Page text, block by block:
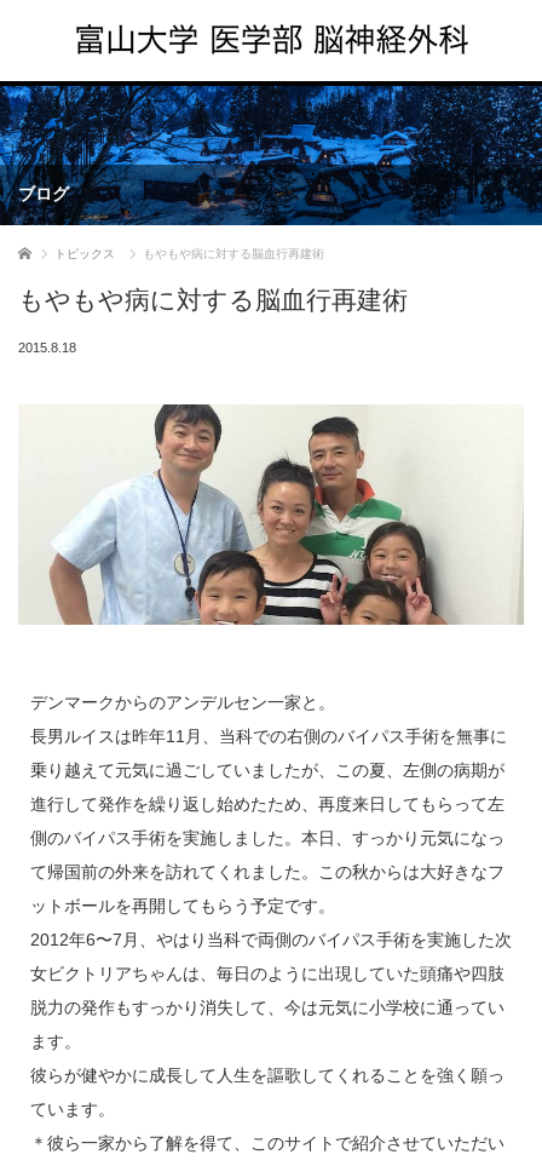
ブログ
ホーム トピックス もやもや病に対する脳血行再建術
もやもや病に対する脳血行再建術
2015.8.18
デンマークからのアンデルセン一家と。
長男ルイスは昨年11月、当科での右側のバイパス手術を無事に
乗り越えて元気に過ごしていましたが、この夏、左側の病期が
進行して発作を繰り返し始めたため、再度来日してもらって左
側のバイパス手術を実施しました。本日、すっかり元気になっ
て帰国前の外来を訪れてくれました。この秋からは大好きなフ
ットボールを再開してもらう予定です。
2012年6〜7月、やはり当科で両側のバイパス手術を実施した次
女ビクトリアちゃんは、毎日のように出現していた頭痛や四肢
脱力の発作もすっかり消失して、今は元気に小学校に通ってい
ます。
彼らが健やかに成長して人生を謳歌してくれることを強く願っ
ています。
＊彼ら一家から了解を得て、このサイトで紹介させていただい